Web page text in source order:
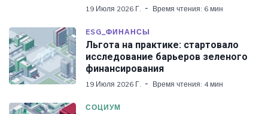
19 Июля 2026 Г. Время чтения: 6 мин
ESG_ФИНАНСЫ
Льгота на практике: стартовало
исследование барьеров зеленого
финансирования
19 Июля 2026 Г. Время чтения: 4 мин
СОЦИУМ